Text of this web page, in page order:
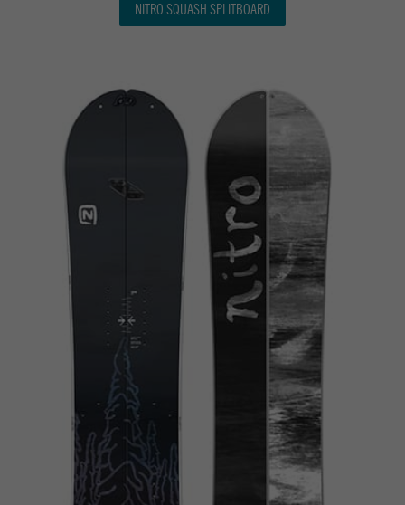
NITRO SQUASH SPLITBOARD